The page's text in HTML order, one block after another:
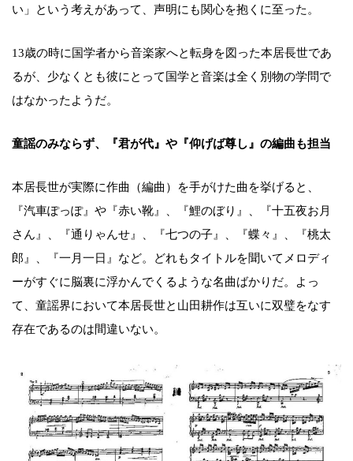
い」という考えがあって、声明にも関心を抱くに至った。
13歳の時に国学者から音楽家へと転身を図った本居長世であ
るが、少なくとも彼にとって国学と音楽は全く別物の学問で
はなかったようだ。
童謡のみならず、『君が代』や『仰げば尊し』の編曲も担当
本居長世が実際に作曲（編曲）を手がけた曲を挙げると、
『汽車ぽっぽ』や『赤い靴』、『鯉のぼり』、『十五夜お月
さん』、『通りゃんせ』、『七つの子』、『蝶々』、『桃太
郎』、『一月一日』など。どれもタイトルを聞いてメロディ
ーがすぐに脳裏に浮かんでくるような名曲ばかりだ。よっ
て、童謡界において本居長世と山田耕作は互いに双璧をなす
存在であるのは間違いない。